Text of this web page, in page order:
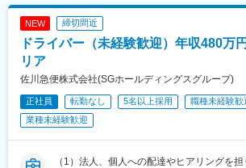
NEW 締切間近
ドライバー（未経験歓迎）年収480万
リア
佐川急便株式会社(SGホールディングスグループ)
正社員 転勤なし 5名以上採用
職種未経験歓
業種未経験歓迎
（1）法人、個人への配達やヒアリングを